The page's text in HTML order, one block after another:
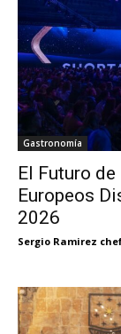
Gastronomía
El Futuro
Europeos
2026
Sergio Ramirez